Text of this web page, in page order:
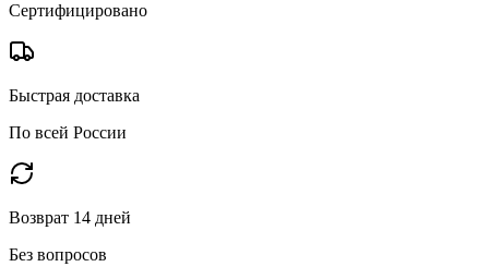
Сертифицировано
Быстрая доставка
По всей России
Возврат 14 дней
Без вопросов